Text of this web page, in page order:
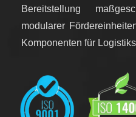
Bereitstellung
modularer
Komponenten für